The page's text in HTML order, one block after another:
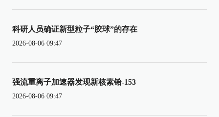
科研人员确证新型粒子“胶球”的存在
2026-08-06 09:47
强流重离子加速器发现新核素铪-153
2026-08-06 09:47